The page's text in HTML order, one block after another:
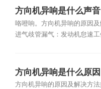
方向机异响是什么声音
咯噔响。方向机异响的原因
进气歧管漏气：发动机怠速工
方向机异响是什么原因
方向机异响的原因及解决方